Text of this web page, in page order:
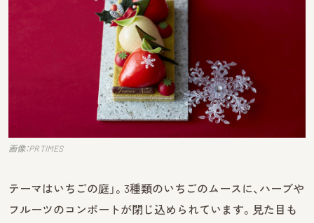
画像：PR TIMES
テーマはいちごの庭」。3種類のいちごのムースに、ハーブや
フルーツのコンポートが閉じ込められています。見た目も